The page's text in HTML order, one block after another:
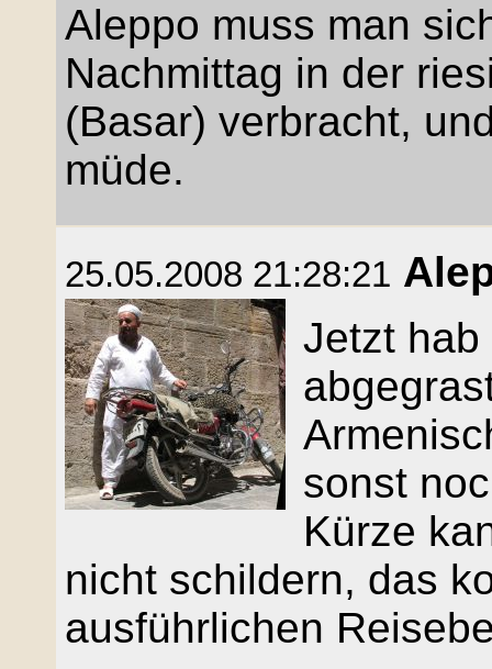
Aleppo muss man
Nachmittag in der
(Basar) verbracht,
müde.
25.05.2008 21:28:21
Jetzt
sonst
Kürze
nicht schildern, das
ausführlichen